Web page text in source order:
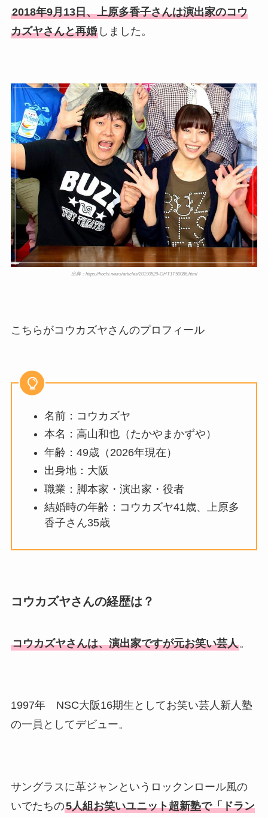
竹田恒泰の奥さんの顔写真が
美人！子供や結婚の馴れ初め
顔画像！元嫁との離婚理由や
息子も調査！
福田こうへいの奥さんの顔写
真が美人！息子や夫妻の最新
情報や離婚の噂も調査！
大川橋蔵の奥さん・真理子は
今も生きてる？息子は俳優で
誰かも調査！
高木豊の妻は宮内千早！再婚
の馴れ初めに元嫁との結婚や
離婚もまとめた！
2018年9月13日、上原多香子さんは演出家のコウ
カズヤさんと再婚しました。
出典：https://hochi.news/articles/20190529-OHT1T50086.html
こちらがコウカズヤさんのプロフィール
名前：コウカズヤ
本名：高山和也（たかやまかずや）
年齢：49歳（2026年現在）
出身地：大阪
職業：脚本家・演出家・役者
結婚時の年齢：コウカズヤ41歳、上原多
香子さん35歳
コウカズヤさんの経歴は？
コウカズヤさんは、演出家ですが元お笑い芸人。
1997年 NSC大阪16期生としてお笑い芸人新人塾
の一員としてデビュー。
サングラスに革ジャンというロックンロール風の
いでたちの5人組お笑いユニット超新塾で「ドラン